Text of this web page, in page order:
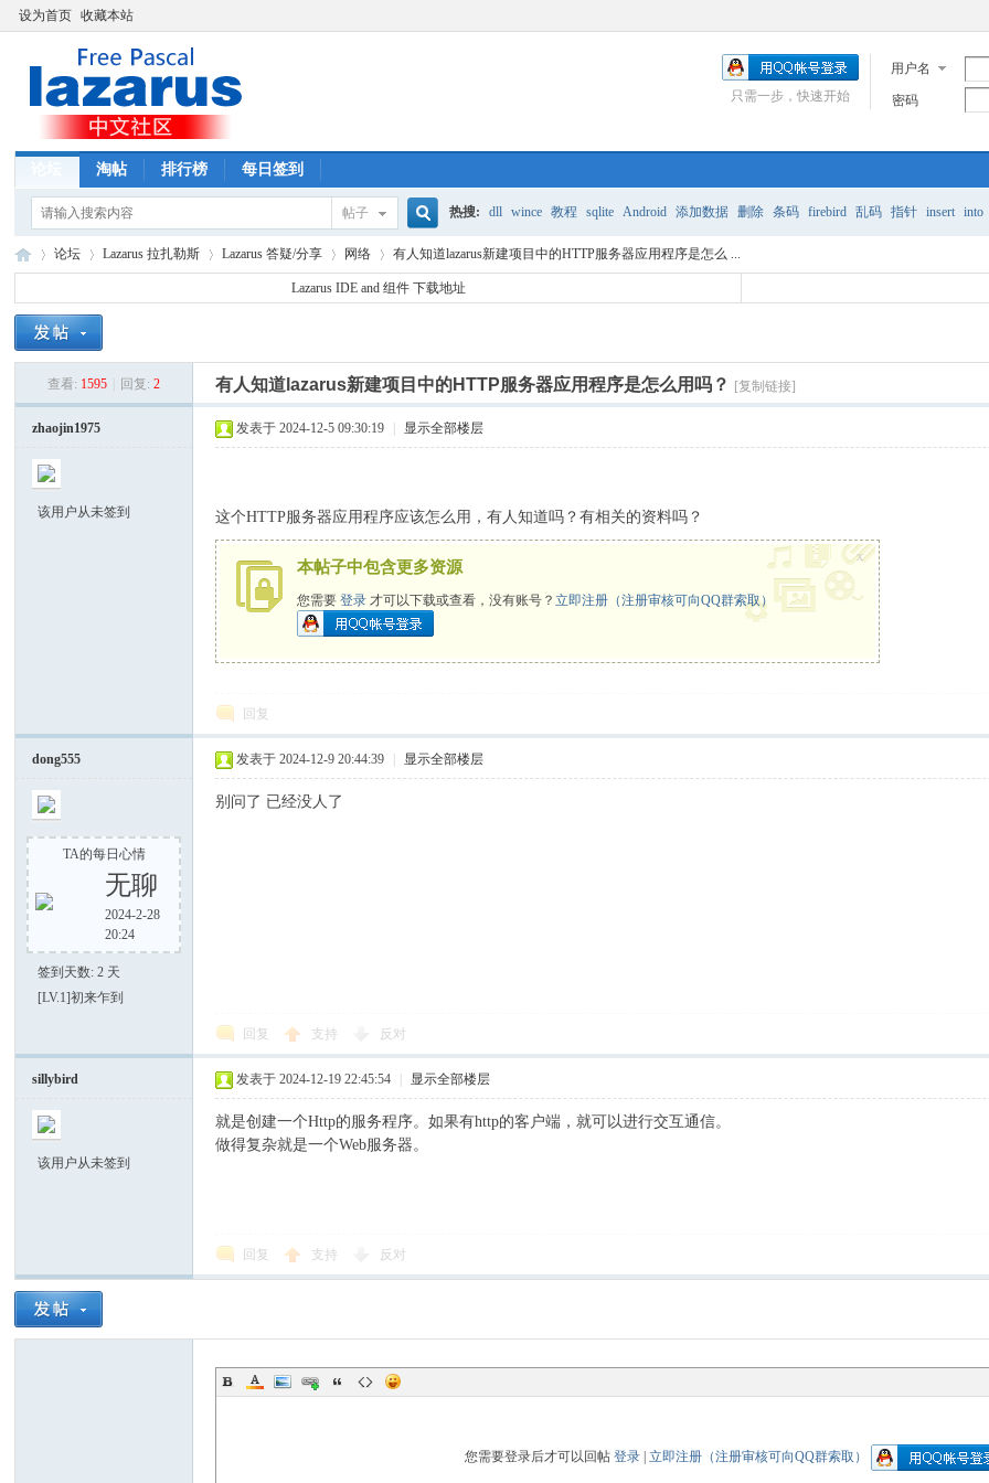
设为首页 收藏本站
用户名
密码
只需一步，快速开始
淘帖 排行榜 每日签到
帖子
搜
热搜: dll wince 教程 sqlite Android 添加数据 删除 条码 firebird 乱码 指针 insert into
La »
论坛
›
Lazarus 拉扎勒斯 Lazarus 答疑/分享 网络 有人知道lazarus新建项目中的HTTP服务器应用程序是怎么 ...
Lazarus IDE and 组件 下载地址
查看: 1595 回复: 2 有人知道lazarus新建项目中的HTTP服务器应用程序是怎么用吗？ [复制链接]
zhaojin1975
该用户从未签到
发表于 2024-12-5 09:30:19 显示全部楼层
这个HTTP服务器应用程序应该怎么用，有人知道吗？有相关的资料吗？
本帖子中包含更多资源
您需要登录 才可以下载或查看，没有账号？立即注册（注册审核可向QQ群索取）
x
回复
dong555
TA的每日心情
无聊
2024-2-28
20:24
签到天数: 2 天
[LV.1]初来乍到
发表于 2024-12-9 20:44:39 显示全部楼层
别问了 已经没人了
回复 支持 反对
sillybird
该用户从未签到
发表于 2024-12-19 22:45:54 显示全部楼层
就是创建一个Http的服务程序。如果有http的客户端，就可以进行交互通信。
做得复杂就是一个Web服务器。
回复 支持 反对
您需要登录后才可以回帖登录 |立即注册（注册审核可向QQ群索取）